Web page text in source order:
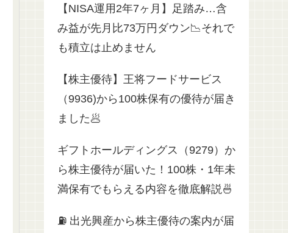
【NISA運用2年7ヶ月】足踏み…含
み益が先月比73万円ダウン📉それで
も積立は止めません
【株主優待】王将フードサービス
（9936)から100株保有の優待が届き
ました🥟
ギフトホールディングス（9279）か
ら株主優待が届いた！100株・1年未
満保有でもらえる内容を徹底解説🍜
⛽ 出光興産から株主優待の案内が届